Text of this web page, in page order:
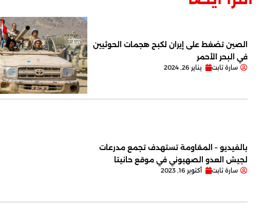
الصين تضغط على إيران لكبح هجمات الحوثيين
في البحر الأحمر
سارة تابت يناير 26, 2024
بالفيديو – المقاومة تستهدف تجمع مدرعات
لجيش العدو الصهيوني في موقع حانيتا
سارة تابت أكتوبر 16, 2023